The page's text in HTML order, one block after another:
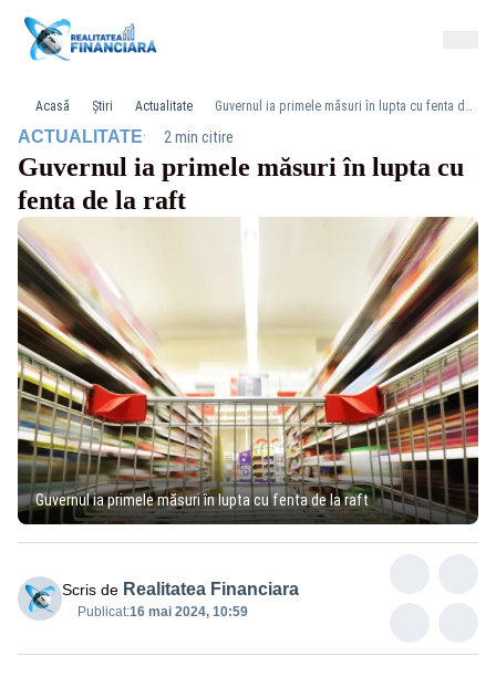
Acasă Știri Actualitate Guvernul ia primele măsuri în lupta cu fenta de la raft
ACTUALITATE· 2 min citire
Guvernul ia primele măsuri în lupta cu
fenta de la raft
Guvernul ia primele măsuri în lupta cu fenta de la raft
Scris de Realitatea Financiara
Publicat:16 mai 2024, 10:59